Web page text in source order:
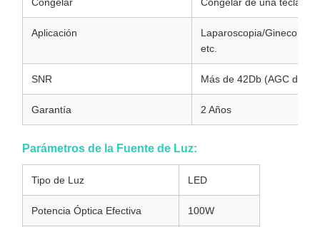
Aplicación
Laparoscopia/
etc.
SNR Más de 42Db (AGC
Garantía 2 Años
Parámetros de la Fuente de Luz:
Tipo de Luz LED
Potencia Óptica Efectiva 100W